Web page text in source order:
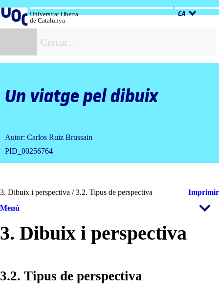
al
contingut
Universitat Oberta
de Catalunya
CA
Un viatge pel dibuix
Autor: Carlos Ruiz Brussain
PID_00256764
3. Dibuix i perspectiva / 3.2. Tipus de perspectiva
Imprimir
Menú
3. Dibuix i perspectiva
3.2. Tipus de perspectiva